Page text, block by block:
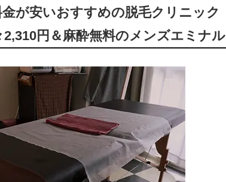
が安いおすすめの脱毛クリニック
2,310円＆麻酔無料のメンズエミナル